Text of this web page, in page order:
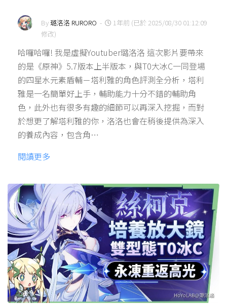
By璐洛洛 RURORO -
1年前 (已於 2025/08/30 01:12:09
修改)
哈囉哈囉! 我是虛擬Youtuber璐洛洛 這次影片要帶來
的是《原神》5.7版本上半版本，與T0大冰C一同登場
的四星水元素盾輔－塔利雅的角色評測全分析，塔利
雅是一名簡單好上手，輔助能力十分不錯的輔助角
色，此外也有很多有趣的細節可以再深入挖掘，而對
於想更了解塔利雅的你，洛洛也會在稍後提供為深入
的養成內容，包含角…
閱讀更多